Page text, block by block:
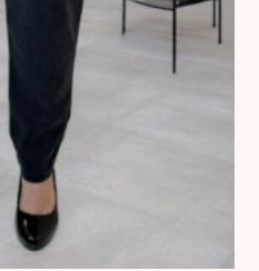
πριν από την
με ελάττωμα, η
χωρίς καμία